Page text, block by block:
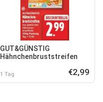
GUT&GÜNSTIG
Hähnchenbruststreifen
1 Tag €2,99